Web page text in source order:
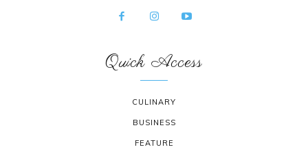
Quick Access
CULINARY
BUSINESS
FEATURE